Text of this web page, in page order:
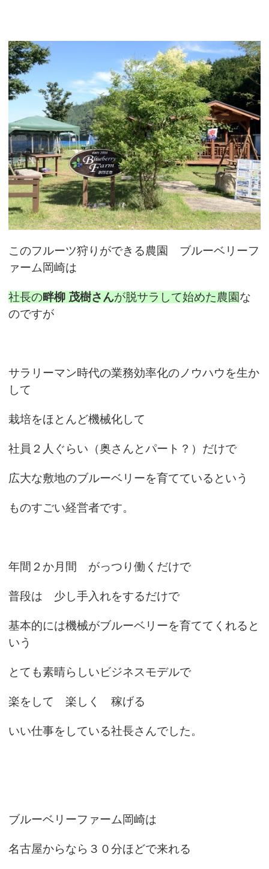
このフルーツ狩りができる農園 ブルーベリーフ
ァーム岡崎は
社長の畔柳 茂樹さんが脱サラして始めた農園な
のですが
サラリーマン時代の業務効率化のノウハウを生か
して
栽培をほとんど機械化して
社員２人ぐらい（奥さんとパート？）だけで
広大な敷地のブルーベリーを育てているという
ものすごい経営者です。
年間２か月間 がっつり働くだけで
普段は 少し手入れをするだけで
基本的には機械がブルーベリーを育ててくれると
いう
とても素晴らしいビジネスモデルで
楽をして 楽しく 稼げる
いい仕事をしている社長さんでした。
ブルーベリーファーム岡崎は
名古屋からなら３０分ほどで来れる